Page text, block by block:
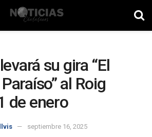
su gira “El
al Roig
de enero
septiembre 16, 2025